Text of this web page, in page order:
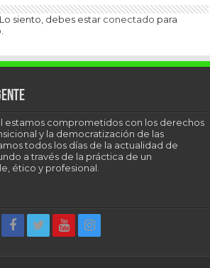
Lo siento, debes estar conectado para
estamos comprometidos con los derechos
y la democratización de las
todos los días de la actualidad de
a través de la práctica de un
ético y profesional.